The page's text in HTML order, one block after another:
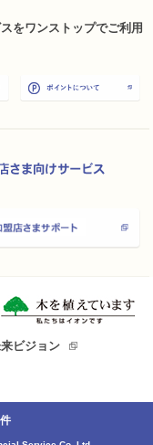
をワンストップでご利用
ビジョン